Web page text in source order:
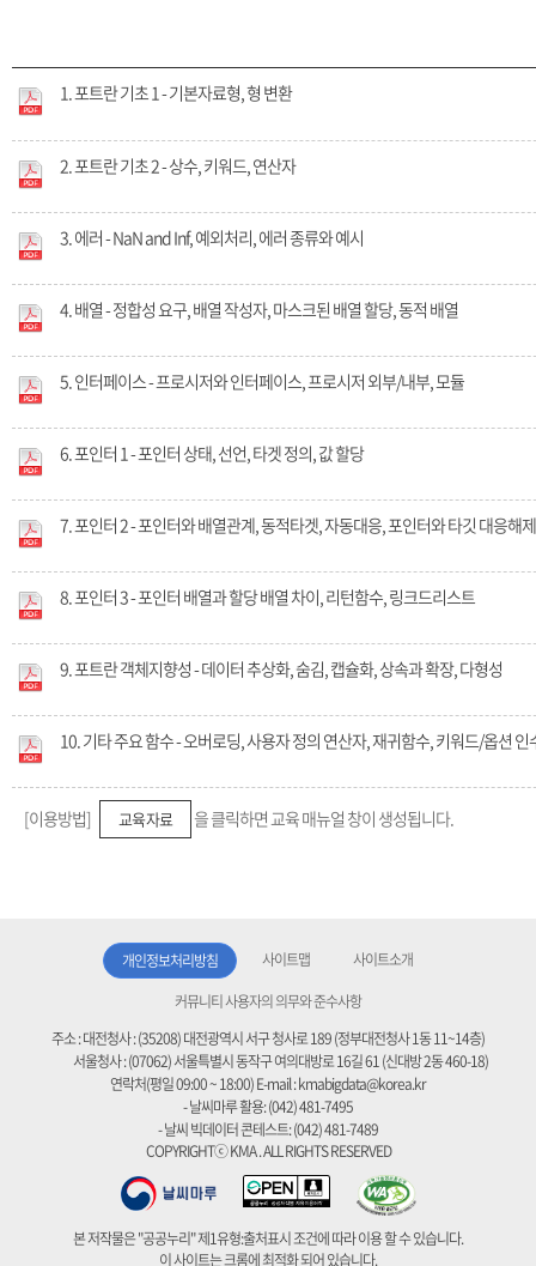
1. 포트란 기초 1 - 기본자료형, 형 변환
2. 포트란 기초 2 - 상수, 키워드, 연산자
3. 에러 - NaN and Inf, 예외처리, 에러 종류와 예시
4. 배열 - 정합성 요구, 배열 작성자, 마스크된 배열 할당, 동적 배열
5. 인터페이스 - 프로시저와 인터페이스, 프로시저 외부/내부, 모듈
6. 포인터 1 - 포인터 상태, 선언, 타겟 정의, 값 할당
7. 포인터 2 - 포인터와 배열관계, 동적타겟, 자동대응, 포인터와 타깃 대응해제
8. 포인터 3 - 포인터 배열과 할당 배열 차이, 리턴함수, 링크드리스트
9. 포트란 객체지향성 - 데이터 추상화, 숨김, 캡슐화, 상속과 확장, 다형성
10. 기타 주요 함수 - 오버로딩, 사용자 정의 연산자, 재귀함수, 키워드/옵션 인
[이용방법] 교육자료 을 클릭하면 교육 매뉴얼 창이 생성됩니다.
개인정보처리방침 사이트맵
사이트소개
커뮤니티 사용자의 의무와 준수사항
주소 :대전청사 : (35208) 대전광역시 서구 청사로 189 (정부대전청사 1동 11~14층)
서울청사 : (07062) 서울특별시 동작구 여의대방로 16길 61 (신대방 2동 460-18)
연락처(평일 09:00 ~ 18:00)E-mail :kmabigdata@korea.kr
- 날씨마루 활용: (042) 481-7495
- 날씨 빅데이터 콘테스트: (042) 481-7489
COPYRIGHTⓒ KMA . ALL RIGHTS RESERVED
본 저작물은 "공공누리" 제1유형:출처표시 조건에 따라 이용 할 수 있습니다.
이 사이트는 크롬에 최적화 되어 있습니다.